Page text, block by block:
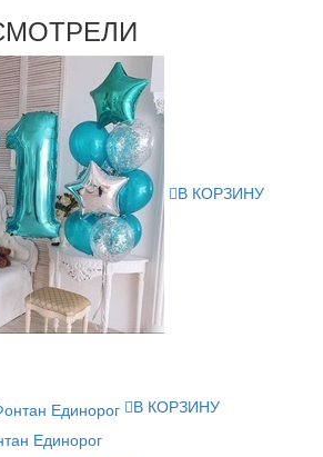
В КОРЗИНУ
В КОРЗИНУ
Единорог